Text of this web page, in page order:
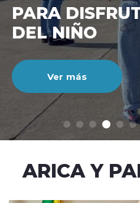
modo claro
CIENTO
DE JULIO
Ver más
ARICA Y